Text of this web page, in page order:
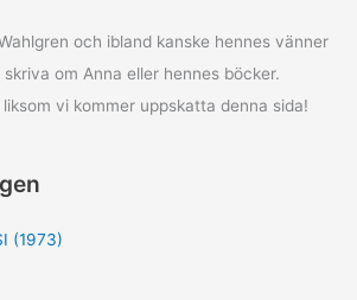
och ibland kanske hennes vänner
om Anna eller hennes böcker.
vi kommer uppskatta denna sida!
(1973)